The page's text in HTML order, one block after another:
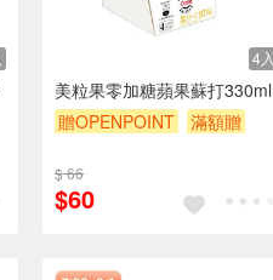
4入
美粒果零加糖蘋果蘇打330ml
贈OPENPOINT
滿額贈
$ 66
$60